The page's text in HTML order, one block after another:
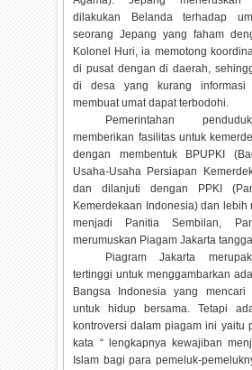
dilakukan Belanda terhadap
seorang Jepang yang faham
Kolonel Huri, ia memotong
di pusat dengan di daerah,
di desa yang kurang informasi
membuat umat dapat terbodohi.
Pemerintahan
memberikan fasilitas untuk
dengan membentuk BPUPKI
Usaha-Usaha Persiapan
dan dilanjuti dengan PPKI
Kemerdekaan Indonesia) dan lebih
menjadi Panitia Sembilan,
merumuskan Piagam Jakarta
Piagram Jakarta
tertinggi untuk menggambarkan
Bangsa Indonesia yang mencari
untuk hidup bersama. Tetapi
kontroversi dalam piagam ini yaitu
kata “ lengkapnya kewajiban
Islam bagi para pemeluk-